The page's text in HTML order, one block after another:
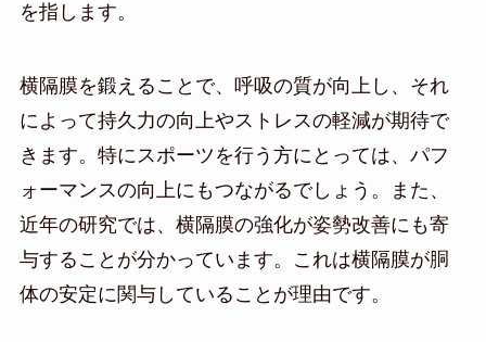
を指します。
横隔膜を鍛えることで、呼吸の質が向上し、それ
によって持久力の向上やストレスの軽減が期待で
きます。特にスポーツを行う方にとっては、パフ
ォーマンスの向上にもつながるでしょう。また、
近年の研究では、横隔膜の強化が姿勢改善にも寄
与することが分かっています。これは横隔膜が胴
体の安定に関与していることが理由です。